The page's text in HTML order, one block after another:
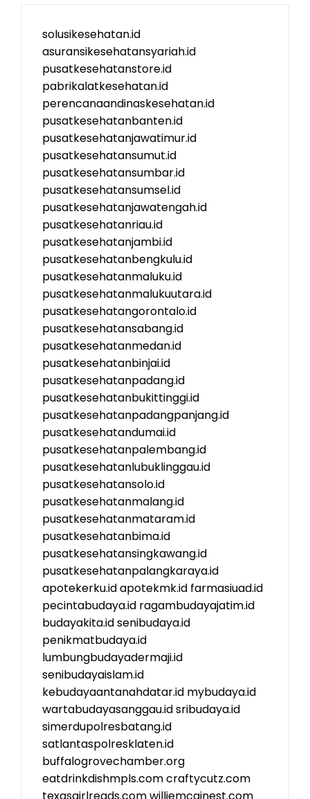
solusikesehatan.id
asuransikesehatansyariah.id
pusatkesehatanstore.id
pabrikalatkesehatan.id
perencanaandinaskesehatan.id
pusatkesehatanbanten.id
pusatkesehatanjawatimur.id
pusatkesehatansumut.id
pusatkesehatansumbar.id
pusatkesehatansumsel.id
pusatkesehatanjawatengah.id
pusatkesehatanriau.id
pusatkesehatanjambi.id
pusatkesehatanbengkulu.id
pusatkesehatanmaluku.id
pusatkesehatanmalukuutara.id
pusatkesehatangorontalo.id
pusatkesehatansabang.id
pusatkesehatanmedan.id
pusatkesehatanbinjai.id
pusatkesehatanpadang.id
pusatkesehatanbukittinggi.id
pusatkesehatanpadangpanjang.id
pusatkesehatandumai.id
pusatkesehatanpalembang.id
pusatkesehatanlubuklinggau.id
pusatkesehatansolo.id
pusatkesehatanmalang.id
pusatkesehatanmataram.id
pusatkesehatanbima.id
pusatkesehatansingkawang.id
pusatkesehatanpalangkaraya.id
apotekerku.idapotekmk.id farmasiuad.id
pecintabudaya.id ragambudayajatim.id
budayakita.idsenibudaya.id
penikmatbudaya.id
lumbungbudayadermaji.id
senibudayaislam.id
kebudayaantanahdatar.id mybudaya.id
wartabudayasanggau.idsribudaya.id
simerdupolresbatang.id
satlantaspolresklaten.id
buffalogrovechamber.org
eatdrinkdishmpls.comcraftycutz.com